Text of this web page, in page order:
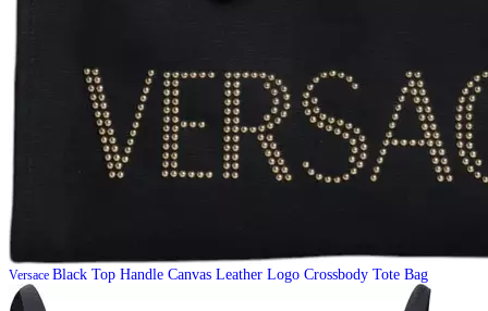
Versace Black Top Handle Canvas Leather Logo Crossbody Tote Bag